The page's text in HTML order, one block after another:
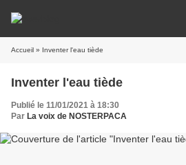
Accueil » Inventer l'eau tiède
Inventer l'eau tiède
Publié le 11/01/2021 à 18:30
Par La voix de NOSTERPACA